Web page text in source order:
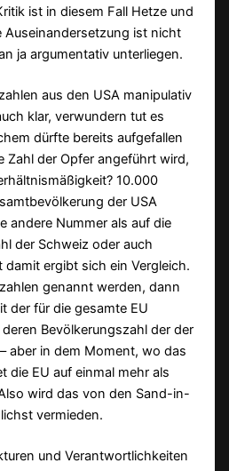
ist in diesem Fall Hetze und
Auseinandersetzung ist nicht
ja argumentativ unterliegen.
aus den USA manipulativ
klar, verwundern tut es
dürfte bereits aufgefallen
Zahl der Opfer angeführt wird,
10.000
der USA
andere Nummer als auf die
der Schweiz oder auch
damit ergibt sich ein Vergleich.
genannt werden, dann
der für die gesamte EU
Bevölkerungszahl der der
aber in dem Moment, wo das
die EU auf einmal mehr als
wird das von den Sand-in-
vermieden.
und Verantwortlichkeiten